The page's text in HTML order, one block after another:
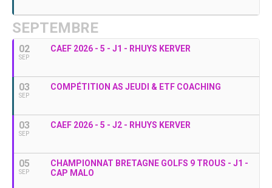
SEPTEMBRE
02
SEP
CAEF 2026 - 5 - J1 - RHUYS KERVER
03
SEP
COMPÉTITION AS JEUDI & ETF COACHING
03
SEP
CAEF 2026 - 5 - J2 - RHUYS KERVER
05
SEP
CHAMPIONNAT BRETAGNE GOLFS 9 TROUS - J1 -
CAP MALO